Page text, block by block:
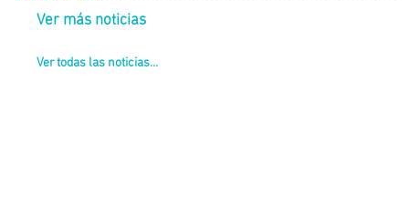
Ver más noticias
Ver todas las noticias...